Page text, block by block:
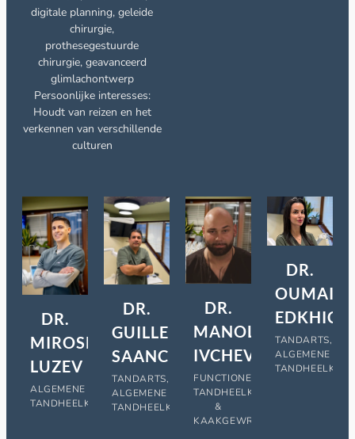
digitale planning, geleide
chirurgie,
prothesegestuurde
chirurgie, geavanceerd
glimlachontwerp
Persoonlijke interesses:
Houdt van reizen en het
verkennen van verschillende
culturen
DR.
TANDARTS,
ALGEMENE
DR.
MANOL
IVCHEV
FUNCTIONELE
TANDHEELKUNDE
&
KAAKGEWRICHTSSPECIALIST
DR.
GUILLERMO
SAANCHEZ
TANDARTS,
ALGEMENE
TANDHEELKUNDE
DR.
MIROSLAV
LUZEV
ALGEMENE
TANDHEELKUNDE